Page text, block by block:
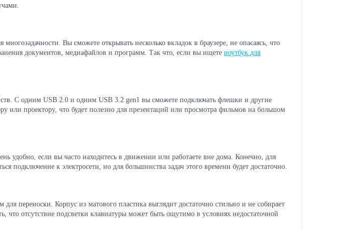
Вы сможете открывать несколько вкладок в браузере, не опасаясь, что
документов, медиафайлов и программ. Так что, если вы ищете ноутбук для
С одним USB 2.0 и одним USB 3.2 gen1 вы сможете подключать флешки и другие
или проектору, что будет полезно для презентаций или просмотра фильмов на большом
удобно, если вы часто находитесь в движении или работаете вне дома. Конечно, для
подключение к электросети, но для большинства задач этого времени будет достаточно.
переноски. Корпус из матового пластика выглядит достаточно стильно и не собирает
что отсутствие подсветки клавиатуры может быть ощутимо в условиях недостаточной